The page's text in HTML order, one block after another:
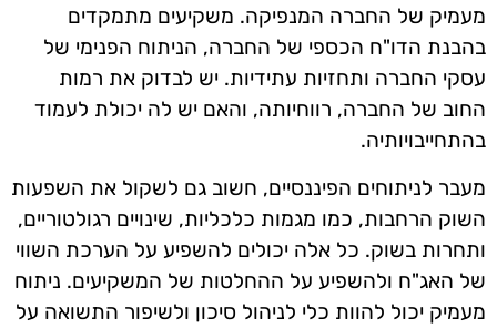
מעמיק של החברה המנפיקה. משקיעים מתמקדים
בהבנת הדו"ח הכספי של החברה, הניתוח הפנימי של
עסקי החברה ותחזיות עתידיות. יש לבדוק את רמות
החוב של החברה, רווחיותה, והאם יש לה יכולת לעמוד
בהתחייבויותיה.
מעבר לניתוחים הפיננסיים, חשוב גם לשקול את השפעות
השוק הרחבות, כמו מגמות כלכליות, שינויים רגולטוריים,
ותחרות בשוק. כל אלה יכולים להשפיע על הערכת השווי
של האג"ח ולהשפיע על ההחלטות של המשקיעים. ניתוח
מעמיק יכול להוות כלי לניהול סיכון ולשיפור התשואה על